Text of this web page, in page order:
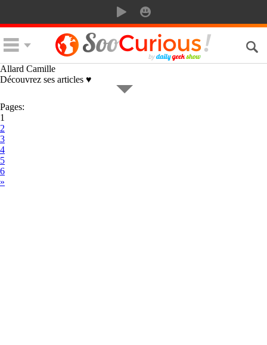
Allard Camille
Découvrez ses articles ♥
Pages:
1
2
3
4
5
6
»